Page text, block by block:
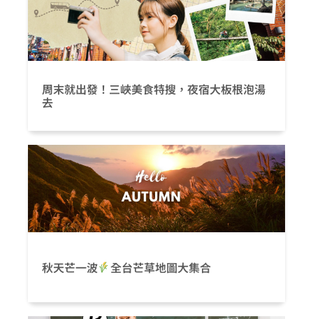
周末就出發！三峽美食特搜，夜宿大板根泡湯
去
秋天芒一波 全台芒草地圖大集合